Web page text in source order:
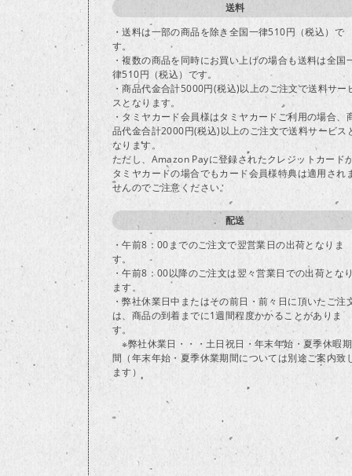
送料
・送料は一部の商品を除き全国一律510円（税込）で
す。
・複数の商品を同時にお買い上げの場合も送料は全国
律510円（税込）です。
・商品代金合計5000円(税込)以上のご注文で送料サー
スとなります。
・タミヤカード会員様はタミヤカードご利用の場合、
品代金合計2000円(税込)以上のご注文で送料サービス
なります。
ただし、Amazon Payに登録されたクレジットカード
タミヤカードの場合でもカード会員様特典は適用され
せんのでご注意ください。
配送
・午前8：00までのご注文で翌営業日の出荷となりま
す。
・午前8：00以降のご注文は翌々営業日での出荷となり
ます。
・弊社休業日中またはその前日・前々日に頂いたご注
は、商品の到着までに1週間程度かかることがありま
す。
※弊社休業日・・・土日祝日・年末年始・夏季休暇期
間（年末年始・夏季休業期間については別途ご案内致
ます）